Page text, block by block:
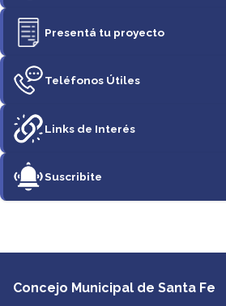
Presentá tu proyecto
Teléfonos Útiles
Links de Interés
Suscribite
Concejo Municipal de Santa Fe